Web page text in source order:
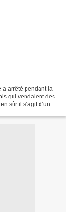
a arrêté pendant la
qui vendaient des
sûr il s’agit d’un